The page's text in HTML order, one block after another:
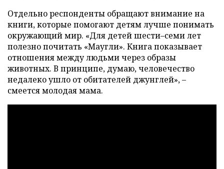
Отдельно респонденты обращают внимание на
книги, которые помогают детям лучше понимать
окружающий мир. «Для детей шести–семи лет
полезно почитать «Маугли». Книга показывает
отношения между людьми через образы
животных. В принципе, думаю, человечество
недалеко ушло от обитателей джунглей», –
смеется молодая мама.